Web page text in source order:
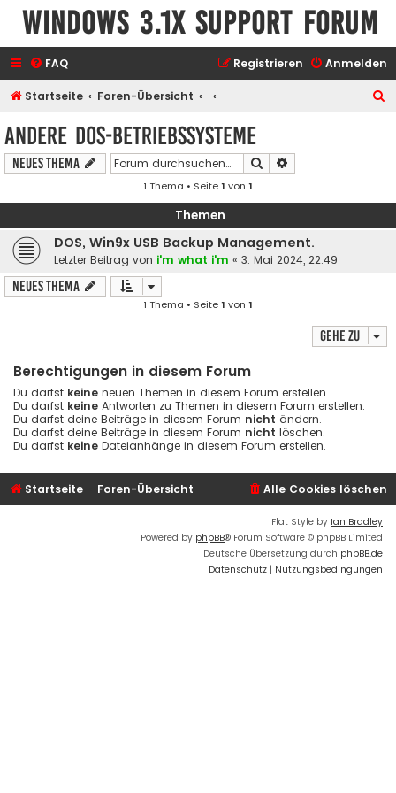
Windows 3.1x Support Forum
FAQ Anmelden
Registrieren
Startseite Foren-Übersicht
Andere DOS-Betriebssysteme
Neues Thema Suche
1 Thema • Seite1 von 1
Themen
DOS, Win9x USB Backup Management.
Letzter Beitrag von i'm what i'm « 3. Mai 2024, 22:49
Neues Thema
1 Thema • Seite1 von 1
Gehe zu
Berechtigungen in diesem Forum
Du darfst keine neuen Themen in diesem Forum erstellen.
Du darfst keine Antworten zu Themen in diesem Forum erstellen.
Du darfst deine Beiträge in diesem Forum nicht ändern.
Du darfst deine Beiträge in diesem Forum nicht löschen.
Du darfst keine Dateianhänge in diesem Forum erstellen.
Startseite Foren-Übersicht Alle Cookies löschen
Flat Style by Ian Bradley
Powered by phpBB® Forum Software © phpBB Limited
Deutsche Übersetzung durch phpBB.de
Datenschutz | Nutzungsbedingungen